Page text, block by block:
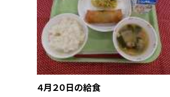
４月２０日の給食